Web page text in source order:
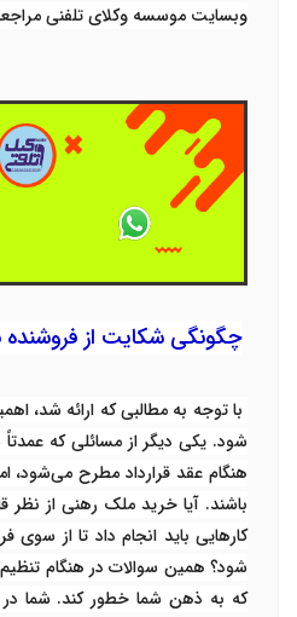
وبسایت موسسه وکلای تلفنی
چگونگی شکایت از
با توجه به مطالبی که ارائه
شود. یکی دیگر از مسائلی که
هنگام عقد قرارداد مطرح
باشند. آیا خرید ملک رهنی از نظر
کارهایی باید انجام داد تا از
شود؟ همین سوالات در هنگام
که به ذهن شما خطور کند. شما